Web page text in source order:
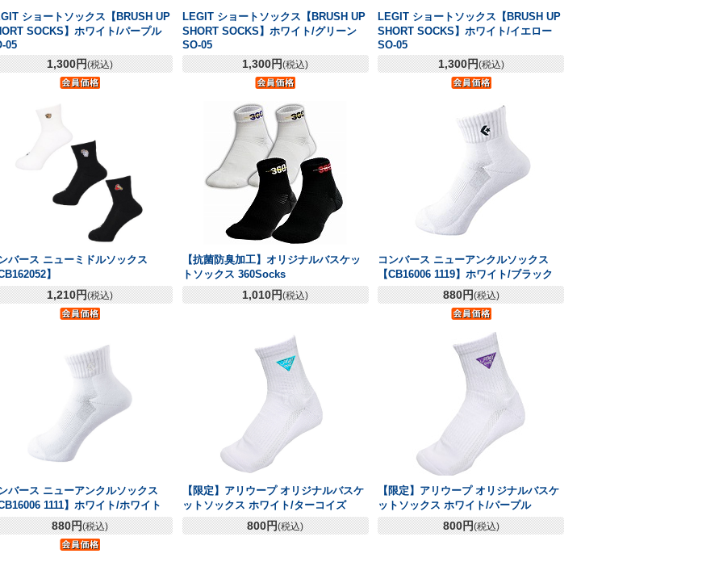
ショートソックス【BRUSH UP
SOCKS】ホワイト/パープル
05
1,300円(税込)
LEGIT ショートソックス【BRUSH UP
SHORT SOCKS】ホワイト/グリーン
SO-05
1,300円(税込)
LEGIT ショートソックス【BRUSH UP
SHORT SOCKS】ホワイト/イエロー
SO-05
1,300円(税込)
バース ニューミドルソックス
】
1,210円(税込)
【抗菌防臭加工】オリジナルバスケッ
トソックス 360Socks
1,010円(税込)
コンバース ニューアンクルソックス
【CB16006 1119】ホワイト/ブラック
880円(税込)
バース ニューアンクルソックス
1111】ホワイト/ホワイト
880円(税込)
【限定】アリウープ オリジナルバスケ
ットソックス ホワイト/ターコイズ
800円(税込)
【限定】アリウープ オリジナルバスケ
ットソックス ホワイト/パープル
800円(税込)